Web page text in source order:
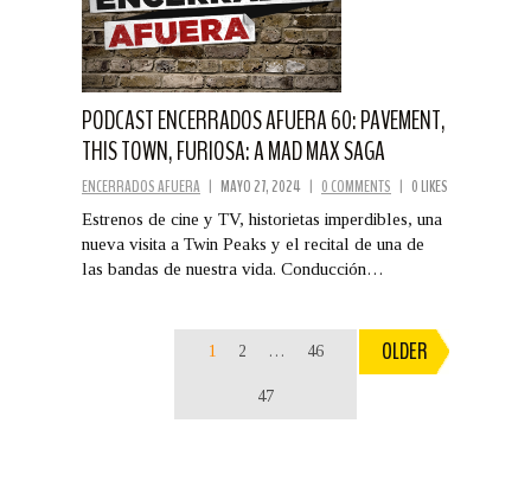
PODCAST ENCERRADOS AFUERA 60: PAVEMENT,
THIS TOWN, FURIOSA: A MAD MAX SAGA
ENCERRADOS AFUERA | MAYO 27, 2024 | 0 COMMENTS | 0 LIKES
Estrenos de cine y TV, historietas imperdibles, una
nueva visita a Twin Peaks y el recital de una de
las bandas de nuestra vida. Conducción…
1 2 … 46
47
OLDER